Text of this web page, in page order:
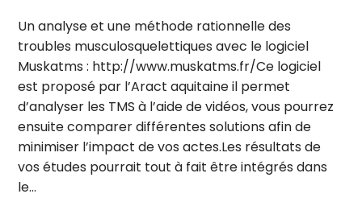
Un analyse et une méthode rationnelle des
troubles musculosquelettiques avec le logiciel
Muskatms : http://www.muskatms.fr/Ce logiciel
est proposé par l’Aract aquitaine il permet
d’analyser les TMS à l’aide de vidéos, vous pourrez
ensuite comparer différentes solutions afin de
minimiser l’impact de vos actes.Les résultats de
vos études pourrait tout à fait être intégrés dans
le…